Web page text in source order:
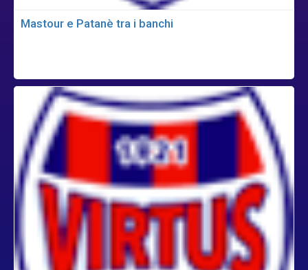
Mastour e Patanè tra i banchi